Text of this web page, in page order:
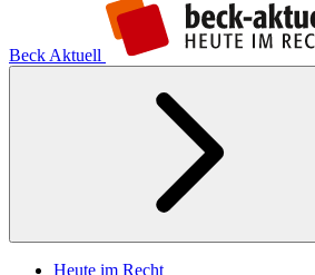
Beck Aktuell
Heute im Recht